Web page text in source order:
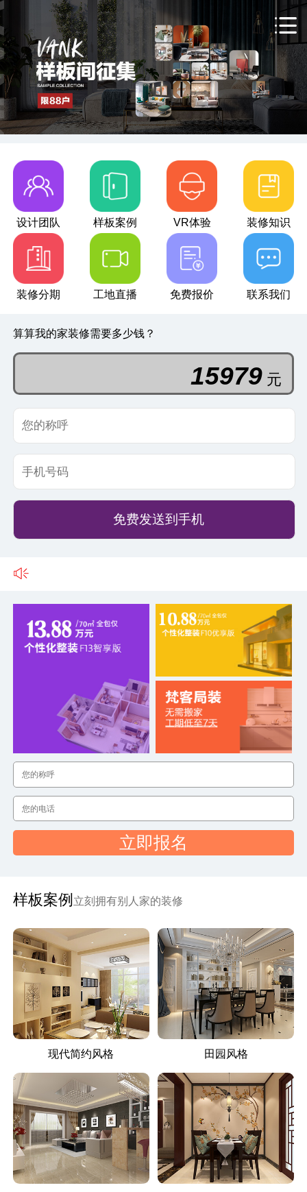
设计团队 样板案例 VR体验 装修知识
装修分期 工地直播 免费报价 联系我们
算算我的家装修需要多少钱？
15979 元
免费发送到手机
立即报名
样板案例 立刻拥有别人家的装修
现代简约风格 田园风格